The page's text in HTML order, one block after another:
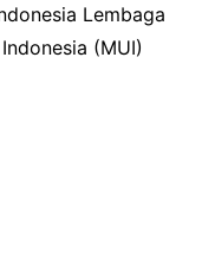
Lembaga
(MUI)